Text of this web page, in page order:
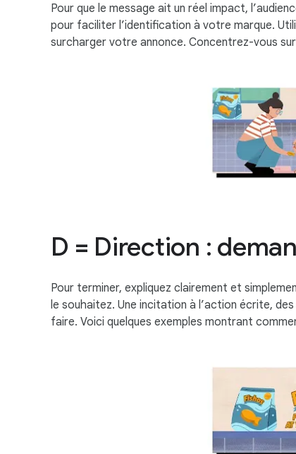
Pour que le message ait un réel impact,
pour faciliter l’identification à votre marque.
surcharger votre annonce. Concentrez-vous
D = Direction :
Pour terminer, expliquez clairement et
le souhaitez. Une incitation à l’action écrite,
faire. Voici quelques exemples montrant